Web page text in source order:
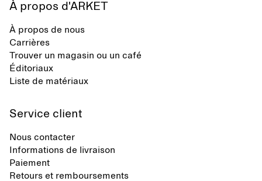
À propos d'ARKET
À propos de nous
Carrières
Trouver un magasin ou un café
Éditoriaux
Liste de matériaux
Service client
Nous contacter
Informations de livraison
Paiement
Retours et remboursements